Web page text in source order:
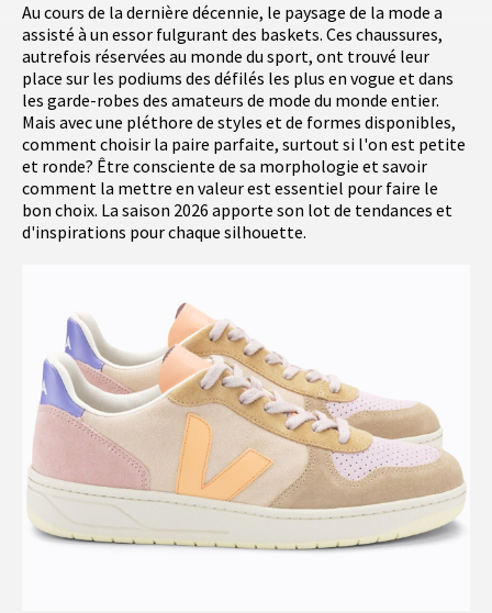
Au cours de la dernière décennie, le paysage de la mode a
assisté à un essor fulgurant des baskets. Ces chaussures,
autrefois réservées au monde du sport, ont trouvé leur
place sur les podiums des défilés les plus en vogue et dans
les garde-robes des amateurs de mode du monde entier.
Mais avec une pléthore de styles et de formes disponibles,
comment choisir la paire parfaite, surtout si l'on est petite
et ronde? Être consciente de sa morphologie et savoir
comment la mettre en valeur est essentiel pour faire le
bon choix. La saison 2026 apporte son lot de tendances et
d'inspirations pour chaque silhouette.